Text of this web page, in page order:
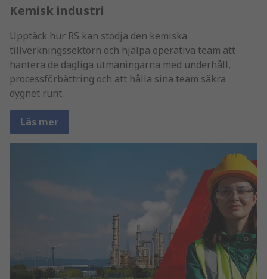
Kemisk industri
Upptäck hur RS kan stödja den kemiska
tillverkningssektorn och hjälpa operativa team att
hantera de dagliga utmaningarna med underhåll,
processförbättring och att hålla sina team säkra
dygnet runt.
Läs mer